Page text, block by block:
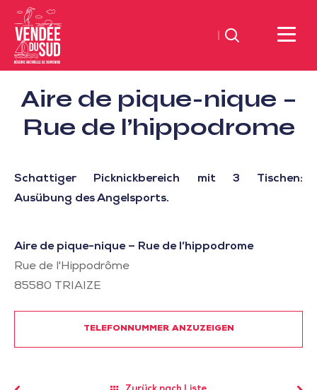
Sud
Vendée
TourismusSüd
Küste
Suchen
Aire de pique-nique –
Rue de l’hippodrome
Schattiger Picknickbereich mit 3 Tischen:
Ausübung des Angelsports.
Aire de pique-nique – Rue de l’hippodrome
Rue de l'Hippodrôme
85580 TRIAIZE
TELEFONNUMMER ANZUZEIGEN